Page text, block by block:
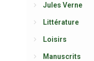
Jules Verne
Littérature
Loisirs
Manuscrits